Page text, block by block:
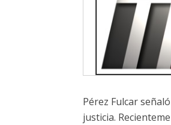
Pérez Fulcar
justicia.